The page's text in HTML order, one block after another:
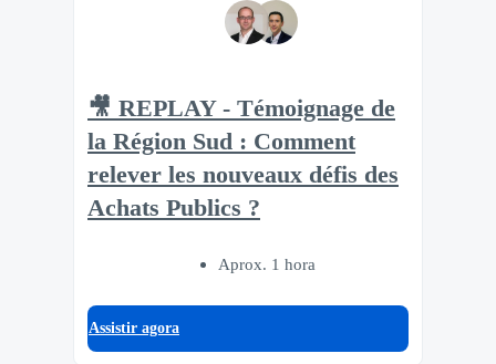
🎥 REPLAY - Témoignage de
la Région Sud : Comment
relever les nouveaux défis des
Achats Publics ?
Aprox. 1 hora
Assistir agora